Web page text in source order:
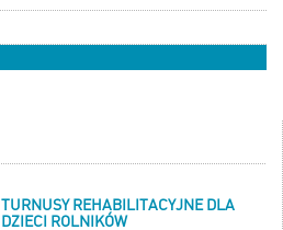
TURNUSY REHABILITACYJNE DLA
DZIECI ROLNIKÓW